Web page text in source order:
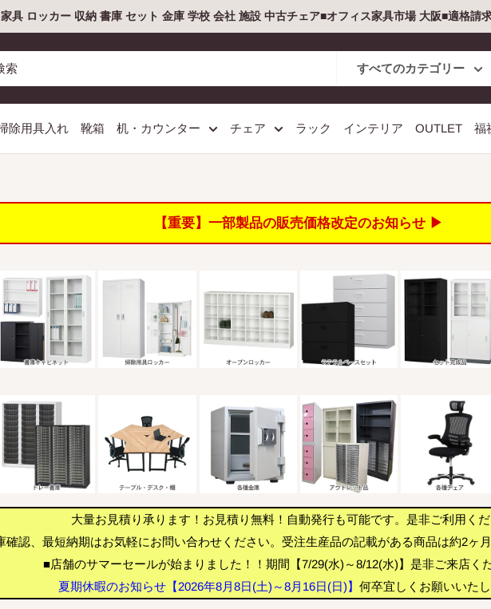
具 ロッカー 収納 書庫 セット 金庫 学校 会社 施設 中古チェア■オフィス家具市場 大阪■適格請
すべてのカテゴリー
除用具入れ 靴箱 机・カウンター チェア ラック インテリア OUTLET 福
【重要】一部製品の販売価格改定のお知らせ ▶
大量お見積り承ります！お見積り無料！自動発行も可能です。是非ご利用く
確認、最短納期はお気軽にお問い合わせください。受注生産品の記載がある商品は約2ヶ
■店舗のサマーセールが始まりました！！期間【7/29(水)～8/12(水)】是非ご来店く
夏期休暇のお知らせ【2026年8月8日(土)～8月16日(日)】 何卒宜しくお願いいた